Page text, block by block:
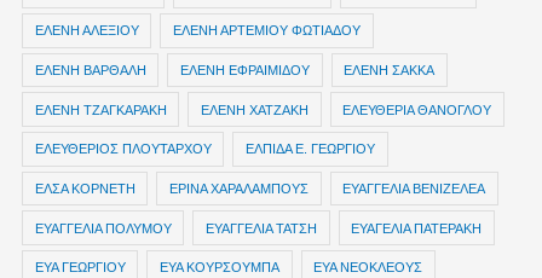
ΕΛΕΝΗ ΑΛΕΞΙΟΥ ΕΛΕΝΗ ΑΡΤΕΜΙΟΥ ΦΩΤΙΑΔΟΥ
ΕΛΕΝΗ ΒΑΡΘΑΛΗ ΕΛΕΝΗ ΕΦΡΑΙΜΙΔΟΥ ΕΛΕΝΗ ΣΑΚΚΑ
ΕΛΕΝΗ ΤΖΑΓΚΑΡΑΚΗ ΕΛΕΝΗ ΧΑΤΖΑΚΗ ΕΛΕΥΘΕΡΙΑ ΘΑΝΟΓΛΟΥ
ΕΛΕΥΘΕΡΙΟΣ ΠΛΟΥΤΑΡΧΟΥ ΕΛΠΙΔΑ Ε. ΓΕΩΡΓΙΟΥ
ΕΛΣΑ ΚΟΡΝΕΤΗ ΕΡΙΝΑ ΧΑΡΑΛΑΜΠΟΥΣ ΕΥΑΓΓΕΛΙΑ ΒΕΝΙΖΕΛΕΑ
ΕΥΑΓΓΕΛΙΑ ΠΟΛΥΜΟΥ ΕΥΑΓΓΕΛΙΑ ΤΑΤΣΗ ΕΥΑΓΕΛΙΑ ΠΑΤΕΡΑΚΗ
ΕΥΑ ΓΕΩΡΓΙΟΥ ΕΥΑ ΚΟΥΡΣΟΥΜΠΑ ΕΥΑ ΝΕΟΚΛΕΟΥΣ